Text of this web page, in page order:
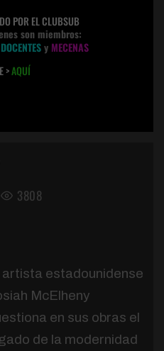
POR EL CLUBSUB
son miembros:
DOCENTESy MECENAS
>AQUÍ
3808
artista estadounidense
McElheny
en sus obras el
de la modernidad